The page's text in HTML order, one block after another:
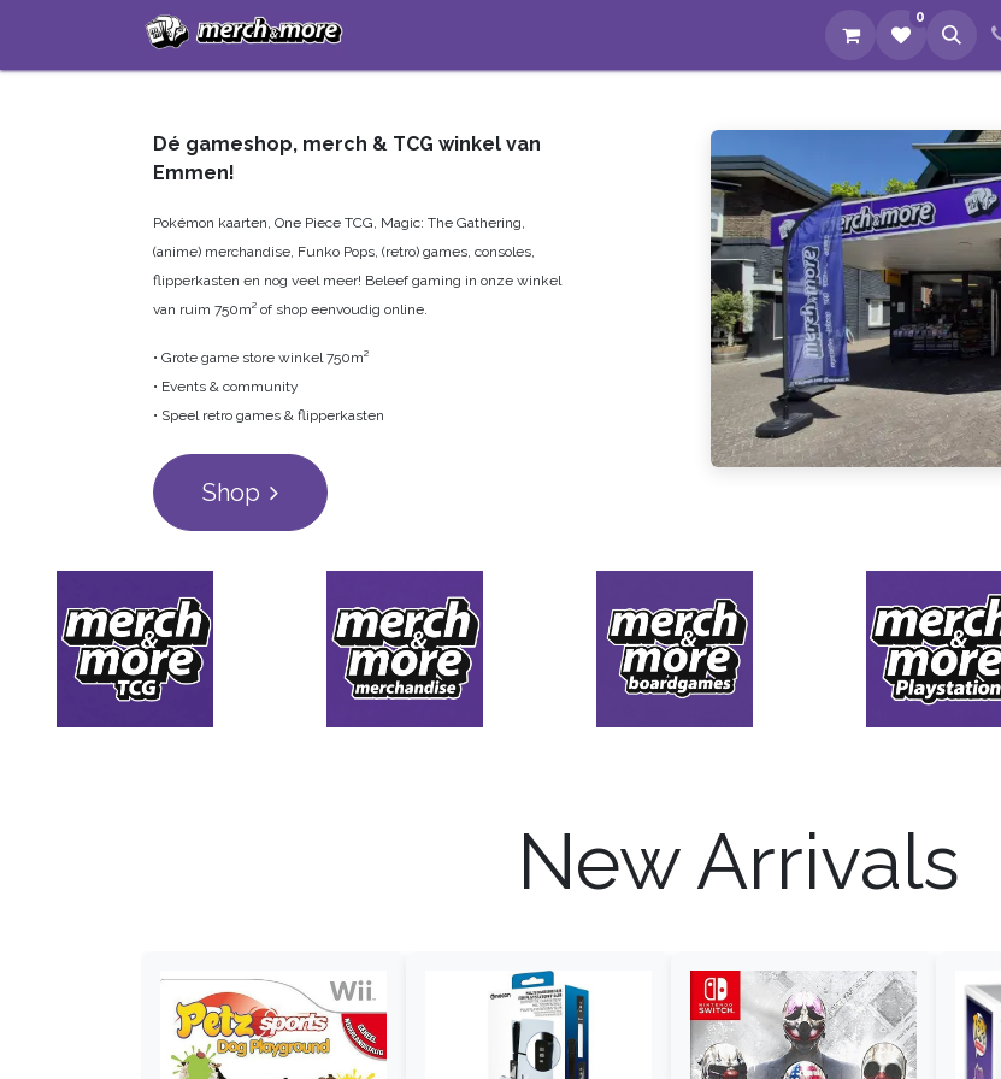
Over ons Reparaties
0
Dé gameshop, merch & TCG winkel van
Emmen!
Pokémon kaarten, One Piece TCG, Magic: The Gathering,
(anime) merchandise, Funko Pops, (retro) games, consoles,
flipperkasten en nog veel meer! Beleef gaming in onze winkel
van ruim 750m² of shop eenvoudig online.
• Grote game store winkel 750m²
• Events & community
• Speel retro games & flipperkasten
Shop
New Arrivals